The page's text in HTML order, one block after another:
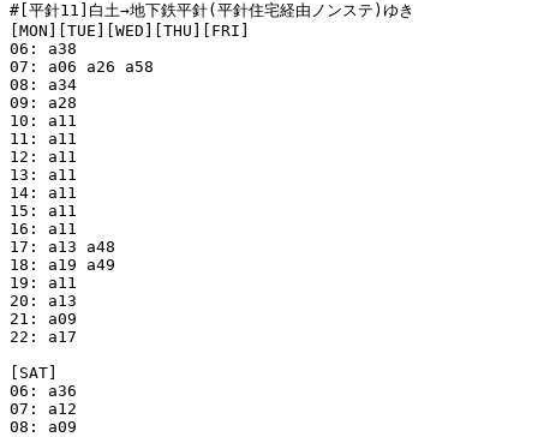
#[平針11]白土→地下鉄平針(平針住宅経由ノンステ)ゆき
[MON][TUE][WED][THU][FRI]
06: a38
07: a06 a26 a58
08: a34
09: a28
10: a11
11: a11
12: a11
13: a11
14: a11
15: a11
16: a11
17: a13 a48
18: a19 a49
19: a11
20: a13
21: a09
22: a17
[SAT]
06: a36
07: a12
08: a09